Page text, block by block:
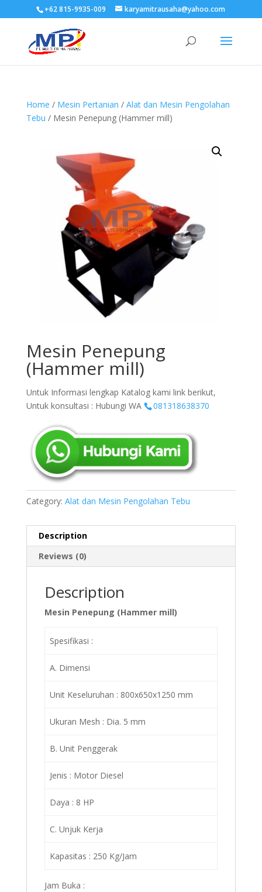
+62 815-9935-009 karyamitrausaha@yahoo.com
Home / Mesin Pertanian / Alat dan Mesin Pengolahan
Tebu / Mesin Penepung (Hammer mill)
Mesin Penepung
(Hammer mill)
Untuk Informasi lengkap Katalog kami link berikut,
Untuk konsultasi : Hubungi WA
081318638370
Category: Alat dan Mesin Pengolahan Tebu
Description
Reviews (0)
Description
Mesin Penepung (Hammer mill)
Spesifikasi :
A. Dimensi
Unit Keseluruhan : 800x650x1250 mm
Ukuran Mesh : Dia. 5 mm
B. Unit Penggerak
Jenis : Motor Diesel
Daya : 8 HP
C. Unjuk Kerja
Kapasitas : 250 Kg/Jam
Jam Buka :